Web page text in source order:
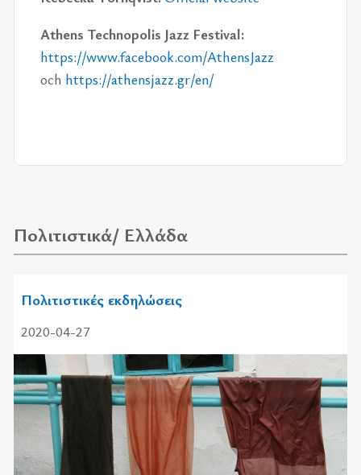
Athens Technopolis Jazz Festival:
https://​www.facebook.com/​AthensJazz
och https://​athensjazz.gr/​en/
Πολιτιστικά/ Ελλάδα
Πολιτιστικές εκδηλώσεις
2020-04-27